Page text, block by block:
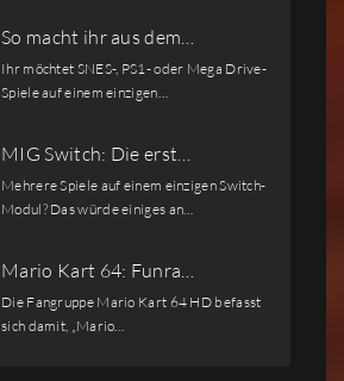
So macht ihr aus dem…
Ihr möchtet SNES-, PS1- oder Mega Drive-
Spiele auf einem einzigen…
MIG Switch: Die erst…
Mehrere Spiele auf einem einzigen Switch-
Modul? Das würde einiges an…
Mario Kart 64: Funra…
Die Fangruppe Mario Kart 64 HD befasst
sich damit, „Mario…